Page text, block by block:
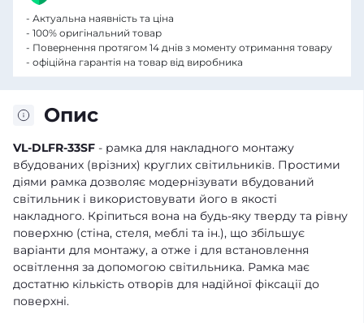
Опис
VL-DLFR-33SF - рамка для накладного монтажу
вбудованих (врізних) круглих світильників. Простими
діями рамка дозволяє модернізувати вбудований
світильник і використовувати його в якості
накладного. Кріпиться вона на будь-яку тверду та рівну
поверхню (стіна, стеля, меблі та ін.), що збільшує
варіанти для монтажу, а отже і для встановлення
освітлення за допомогою світильника. Рамка має
достатню кількість отворів для надійної фіксації до
поверхні.
- Актуальна наявність та ціна
- 100% оригінальний товар
- Повернення протягом 14 днів з моменту отримання товару
- офіційна гарантія на товар від виробника